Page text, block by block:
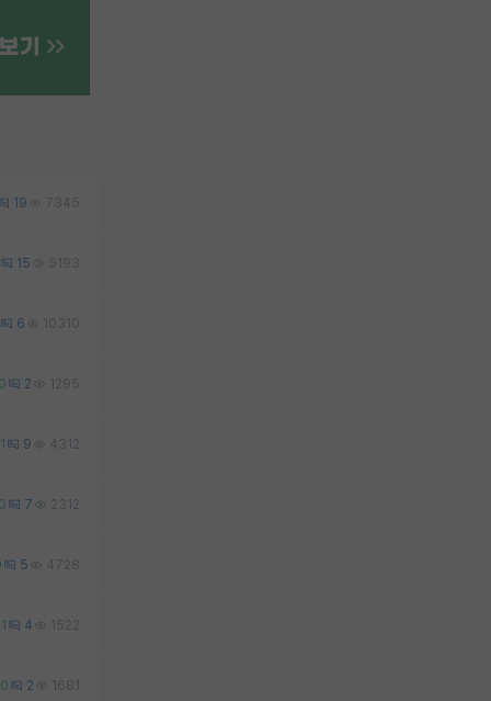
19 7345
15 5193
6 10310
2 1295
1 9 4312
7 2312
5 4728
1 4 1522
0 2 1681